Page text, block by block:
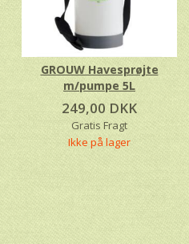
GROUW Havesprøjte
m/pumpe 5L
249,00 DKK
Gratis Fragt
Ikke på lager